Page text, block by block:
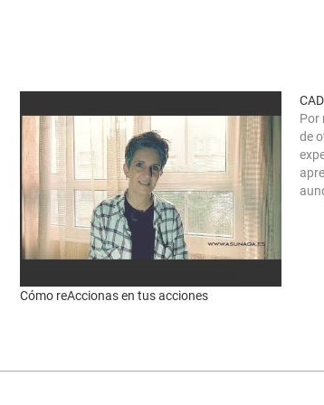
Cómo reAccionas en tus acciones
Por
de